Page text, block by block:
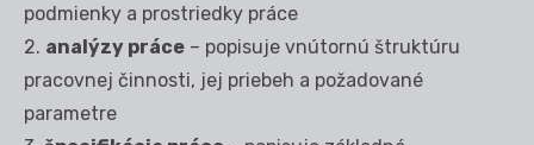
podmienky a prostriedky práce
2. analýzy práce – popisuje vnútornú štruktúru
pracovnej činnosti, jej priebeh a požadované
parametre